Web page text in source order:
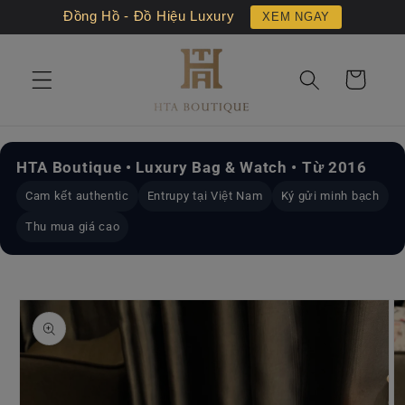
Đồng Hồ - Đồ Hiệu Luxury XEM NGAY
đến nội
Giỏ
hàng
HTA Boutique • Luxury Bag & Watch • Từ 2016
Cam kết authentic Entrupy tại Việt Nam Ký gửi minh bạch
Thu mua giá cao
đến
thông
tin sản
phẩm